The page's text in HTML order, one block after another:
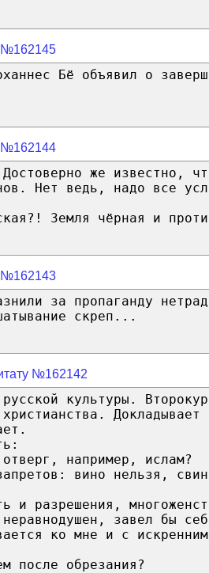
№162145
Бё объявил о
№162144
же известно,
Нет ведь, надо все
Земля чёрная и
№162143
за пропаганду
скреп...
№162142
культуры.
например, ислам?
вино нельзя,
и разрешения,
завел бы
ко мне и с
после обрезания?